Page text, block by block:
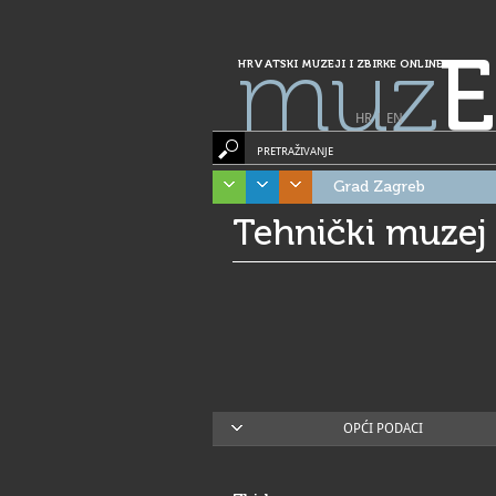
HRVATSKI MUZEJI I ZBIRKE ONLINE
muz
HR| EN
PRETRAŽIVANJE
Grad Zagreb
Tehnički muzej
OPĆI PODACI